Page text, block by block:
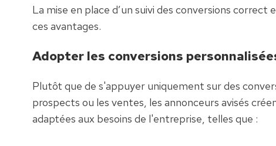
La mise en place d’un suivi des conversions
ces avantages.
Adopter les conversions
Plutôt que de s'appuyer uniquement sur des
prospects ou les ventes, les annonceurs avisés
adaptées aux besoins de l'entreprise, telles que :